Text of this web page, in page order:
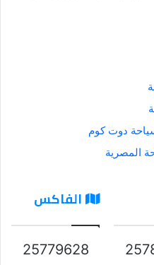
دوت كوم
المصرية
الفاكس
25779628